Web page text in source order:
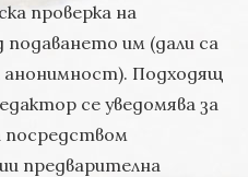
проверка на
подаването им (дали са
анонимност). Подходящ
се уведомява за
посредством
предварителна